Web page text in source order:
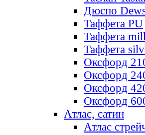
Дюспо
Таффета PU
Таффета
Таффета
Оксфорд
Оксфорд
Оксфорд
Оксфорд
Атлас, сатин
Атлас